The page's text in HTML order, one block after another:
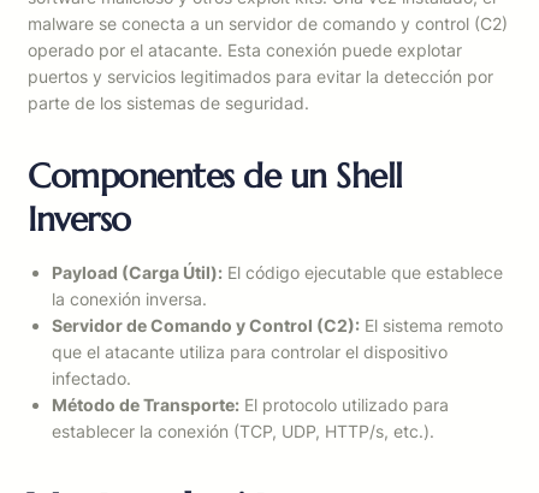
malware se conecta a un servidor de comando y control (C2)
operado por el atacante. Esta conexión puede explotar
puertos y servicios legitimados para evitar la detección por
parte de los sistemas de seguridad.
Componentes de un Shell
Inverso
Payload (Carga Útil): El código ejecutable que establece
la conexión inversa.
Servidor de Comando y Control (C2): El sistema remoto
que el atacante utiliza para controlar el dispositivo
infectado.
Método de Transporte: El protocolo utilizado para
establecer la conexión (TCP, UDP, HTTP/s, etc.).